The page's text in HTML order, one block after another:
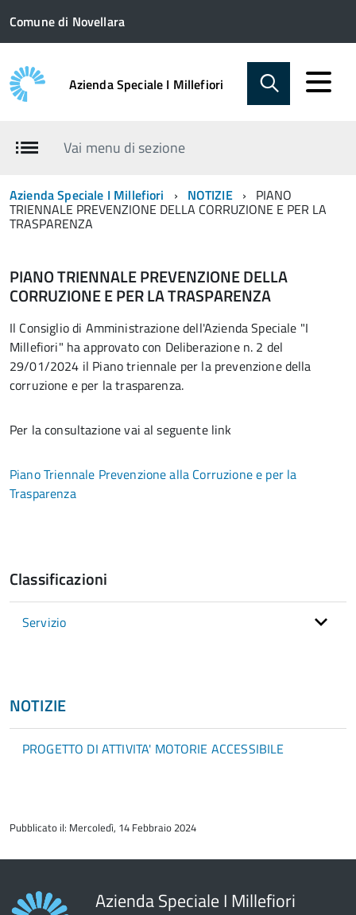
Comune di Novellara
Azienda Speciale I Millefiori
Vai menu di sezione
Azienda Speciale I Millefiori NOTIZIE PIANO
TRIENNALE PREVENZIONE DELLA CORRUZIONE E PER LA
TRASPARENZA
PIANO TRIENNALE PREVENZIONE DELLA
CORRUZIONE E PER LA TRASPARENZA
Il Consiglio di Amministrazione dell'Azienda Speciale "I
Millefiori" ha approvato con Deliberazione n. 2 del
29/01/2024 il Piano triennale per la prevenzione della
corruzione e per la trasparenza.
Per la consultazione vai al seguente link
Piano Triennale Prevenzione alla Corruzione e per la
Trasparenza
Classificazioni
Servizio
NOTIZIE
PROGETTO DI ATTIVITA' MOTORIE ACCESSIBILE
del
Pubblicato il: Mercoledì, 14 Febbraio 2024
Azienda Speciale I Millefiori